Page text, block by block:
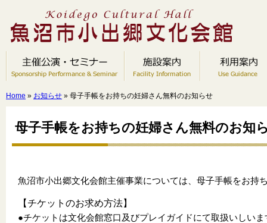
Home » お知らせ » 母子手帳をお持ちの妊婦さん無料のお知らせ
母子手帳をお持ちの妊婦さん無料のお知
魚沼市小出郷文化会館主催事業については、母子手帳をお持
【チケットのお求め方法】
●チケットは文化会館窓口及びプレイガイドにて取扱いしい